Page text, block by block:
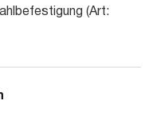
(Art: